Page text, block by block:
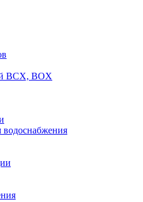
BCX, BOX